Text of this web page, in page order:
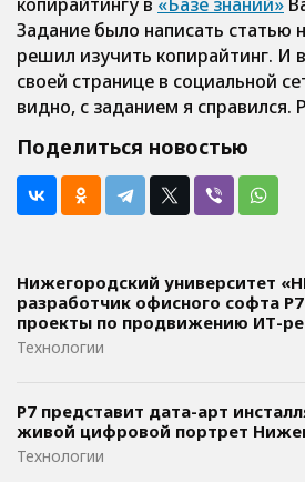
Задание было написать статью
решил изучить копирайтинг. И
своей странице в социальной
видно, с заданием я справился.
Поделиться новостью
Нижегородский университет
разработчик офисного софта
проекты по продвижению ИТ-
Технологии
Р7 представит дата-арт
живой цифровой портрет
Технологии